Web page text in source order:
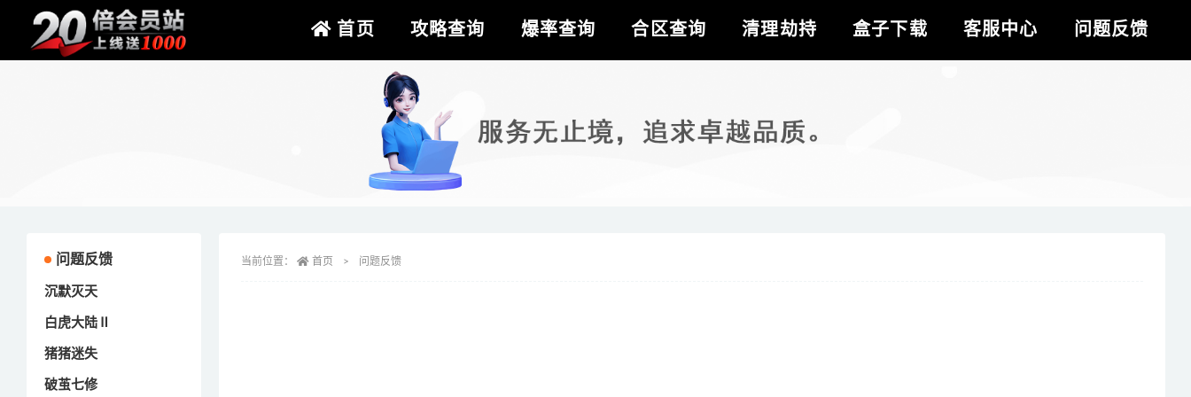
首页 攻略查询 爆率查询 合区查询 清理劫持 盒子下载 客服中心 问题反馈
问题反馈
沉默灭天
白虎大陆Ⅱ
猪猪迷失
破茧七修
当前位置： 首页 问题反馈